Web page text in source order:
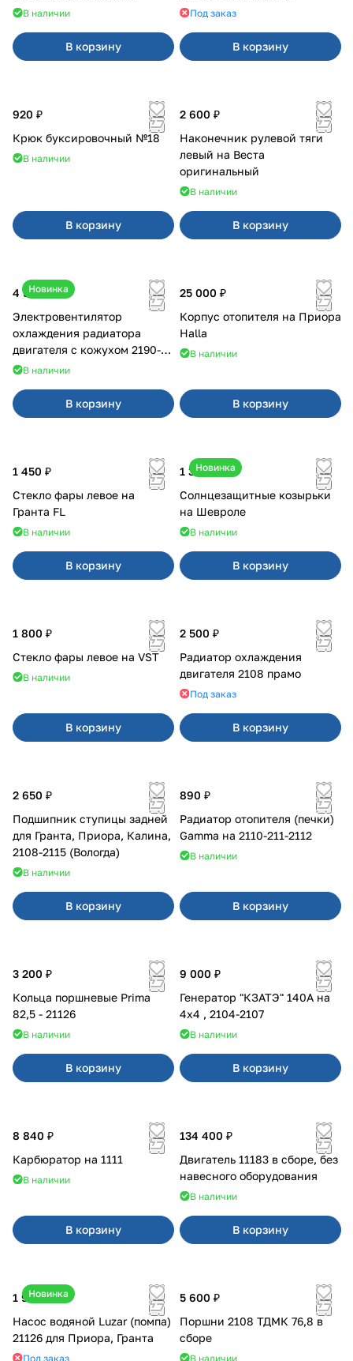
В наличии
В корзину
Под заказ
В корзину
920 ₽
Крюк буксировочный №18
В наличии
В корзину
2 600 ₽
Наконечник рулевой тяги
левый на Веста
оригинальный
В наличии
В корзину
Новинка
4 550 ₽
Электровентилятор
охлаждения радиатора
двигателя с кожухом 2190-
2194 н/о с кондиционером
В наличии
В корзину
25 000 ₽
Корпус отопителя на Приора
Halla
В наличии
В корзину
1 450 ₽
Стекло фары левое на
Гранта FL
В наличии
В корзину
Новинка
1 350 ₽
Солнцезащитные козырьки
на Шевроле
В наличии
В корзину
1 800 ₽
Стекло фары левое на VST
В наличии
В корзину
2 500 ₽
Радиатор охлаждения
двигателя 2108 прамо
Под заказ
В корзину
2 650 ₽
Подшипник ступицы задней
для Гранта, Приора, Калина,
2108-2115 (Вологда)
В наличии
В корзину
890 ₽
Радиатор отопителя (печки)
Gamma на 2110-211-2112
В наличии
В корзину
3 200 ₽
Кольца поршневые Prima
82,5 - 21126
В наличии
В корзину
9 000 ₽
Генератор "КЗАТЭ" 140А на
4x4 , 2104-2107
В наличии
В корзину
8 840 ₽
Карбюратор на 1111
В наличии
В корзину
134 400 ₽
Двигатель 11183 в сборе, без
навесного оборудования
В наличии
В корзину
Новинка
1 990 ₽
Насос водяной Luzar (помпа)
21126 для Приора, Гранта
Под заказ
5 600 ₽
Поршни 2108 ТДМК 76,8 в
сборе
В наличии